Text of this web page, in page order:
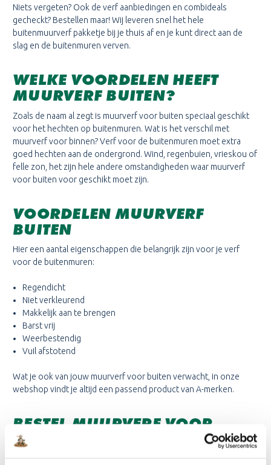
Niets vergeten? Ook de verf aanbiedingen en combideals
gecheckt? Bestellen maar! Wij leveren snel het hele
buitenmuurverf pakketje bij je thuis af en je kunt direct aan de
slag en de buitenmuren verven.
WELKE VOORDELEN HEEFT
MUURVERF BUITEN?
Zoals de naam al zegt is muurverf voor buiten speciaal geschikt
voor het hechten op buitenmuren. Wat is het verschil met
muurverf voor binnen? Verf voor de buitenmuren moet extra
goed hechten aan de ondergrond. Wind, regenbuien, vrieskou of
felle zon, het zijn hele andere omstandigheden waar muurverf
voor buiten voor geschikt moet zijn.
VOORDELEN MUURVERF
BUITEN
Hier een aantal eigenschappen die belangrijk zijn voor je verf
voor de buitenmuren:
Regendicht
Niet verkleurend
Makkelijk aan te brengen
Barst vrij
Weerbestendig
Vuil afstotend
Wat je ook van jouw muurverf voor buiten verwacht, in onze
webshop vindt je altijd een passend product van A-merken.
BESTEL MUURVERF VOOR
BUITEN IN WIT, GRIJS OF